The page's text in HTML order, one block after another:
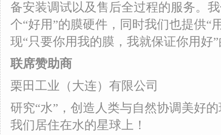
备安装调试以及售后全过程的服务。
个“好用”的膜硬件，同时我们也提供“
现“只要你用我的膜，我就保证你用好
联席赞助商
栗田工业（大连）有限公司
研究“水”，创造人类与自然协调美好
我们居住在水的星球上！